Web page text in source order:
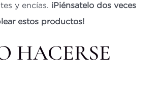
y encías. ¡Piénsatelo dos veces
estos productos!
HACERSE